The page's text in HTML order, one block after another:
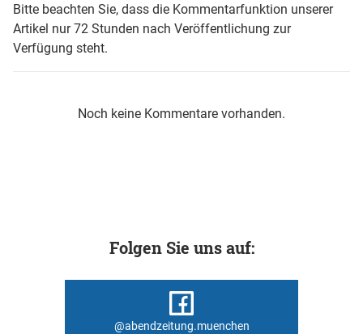
Bitte beachten Sie, dass die Kommentarfunktion unserer
Artikel nur 72 Stunden nach Veröffentlichung zur
Verfügung steht.
Noch keine Kommentare vorhanden.
Folgen Sie uns auf:
@abendzeitung.muenchen